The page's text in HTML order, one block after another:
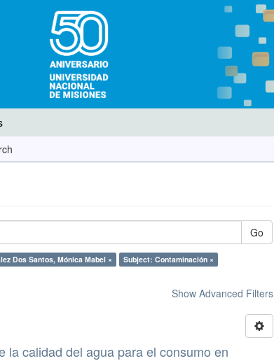
Go
Dos Santos, Mónica Mabel ×
Subject: Contaminación ×
Show Advanced Filters
la calidad del agua para el consumo en